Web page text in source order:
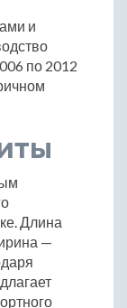
и
по 2012
Длина
—